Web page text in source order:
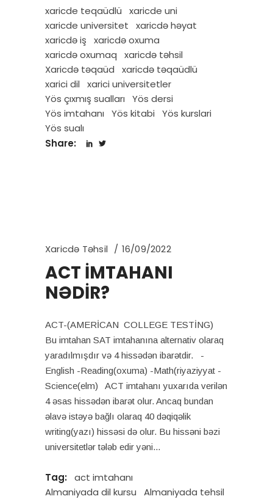
xaricde teqaüdlü
xaricde uni
xaricde universitet
xaricdə həyat
xaricdə iş
xaricdə oxuma
xaricdə oxumaq
xaricdə təhsil
Xaricdə təqaüd
xaricdə təqaüdlü
xarici dil
xarici universitetler
Yös çıxmış sualları
Yös dersi
Yös imtahanı
Yös kitabi
Yös kurslari
Yös sualı
Share:
Xaricdə Təhsil 16/09/2022
ACT İMTAHANI
NƏDİR?
ACT-(AMERİCAN COLLEGE TESTİNG)
Bu imtahan SAT imtahanına alternativ olaraq
yaradılmışdır və 4 hissədən ibarətdir. -
English -Reading(oxuma) -Math(riyaziyyat -
Science(elm) ACT imtahanı yuxarıda verilən
4 əsas hissədən ibarət olur. Ancaq bundan
əlavə istəyə bağlı olaraq 40 dəqiqəlik
writing(yazı) hissəsi də olur. Bu hissəni bəzi
universitetlər tələb edir yəni
Tag:
act imtahanı
Almaniyada dil kursu
Almaniyada tehsil